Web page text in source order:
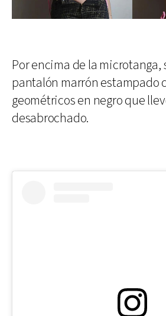
Por encima de la microtanga,
pantalón marrón estampado
geométricos en negro que
desabrochado.